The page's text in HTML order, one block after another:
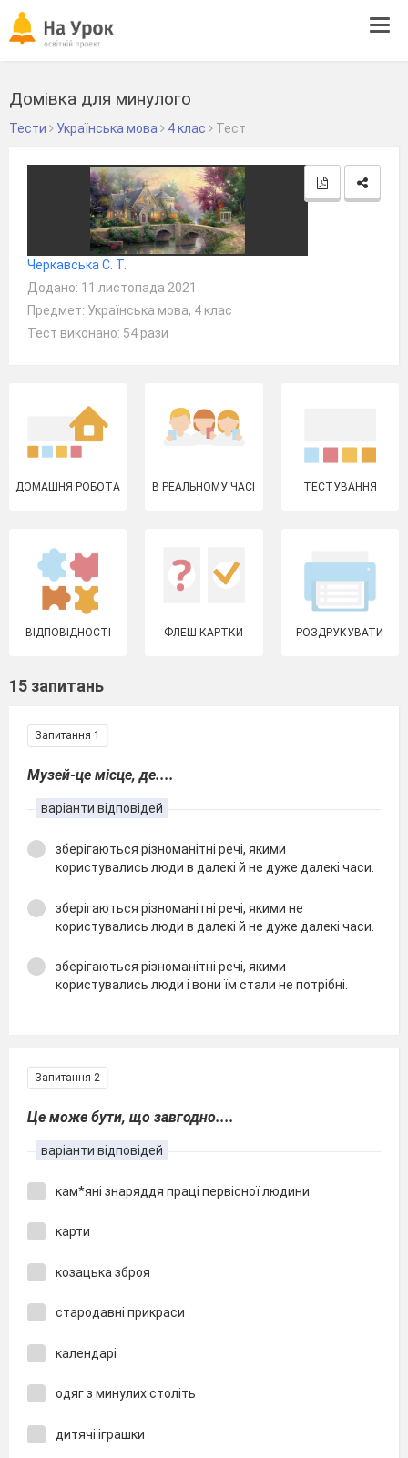
Домівка для минулого
Тести Українська мова 4 клас Тест
Черкавська С. Т.
Додано: 11 листопада 2021
Предмет: Українська мова, 4 клас
Тест виконано: 54 рази
ДОМАШНЯ РОБОТА В РЕАЛЬНОМУ ЧАСІ ТЕСТУВАННЯ
ВІДПОВІДНОСТІ ФЛЕШ-КАРТКИ РОЗДРУКУВАТИ
15 запитань
Запитання 1
Музей-це місце, де....
варіанти відповідей
зберігаються різноманітні речі, якими
користувались люди в далекі й не дуже далекі часи.
зберігаються різноманітні речі, якими не
користувались люди в далекі й не дуже далекі часи.
зберігаються різноманітні речі, якими
користувались люди і вони їм стали не потрібні.
Запитання 2
Це може бути, що завгодно....
варіанти відповідей
кам*яні знаряддя праці первісної людини
карти
козацька зброя
стародавні прикраси
календарі
одяг з минулих століть
дитячі іграшки